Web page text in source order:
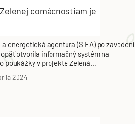
domácnostiam je
energetická agentúra (SIEA) po zavedení
otvorila informačný systém na
poukážky v projekte Zelená
2024